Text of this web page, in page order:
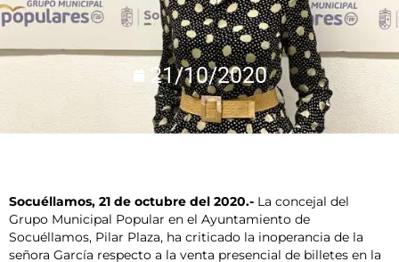
21/10/2020
Socuéllamos, 21 de octubre del 2020.- La concejal del
Grupo Municipal Popular en el Ayuntamiento de
Socuéllamos, Pilar Plaza, ha criticado la inoperancia de la
señora García respecto a la venta presencial de billetes en la